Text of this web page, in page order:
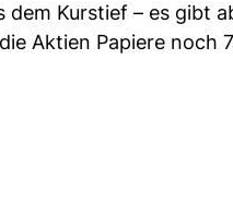
Kurstief – es gibt
Aktien Papiere noch